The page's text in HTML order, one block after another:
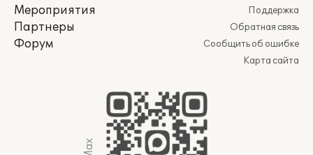
Мероприятия
Партнеры
Форум
Поддержка
Обратная связь
Сообщить об ошибке
Карта сайта